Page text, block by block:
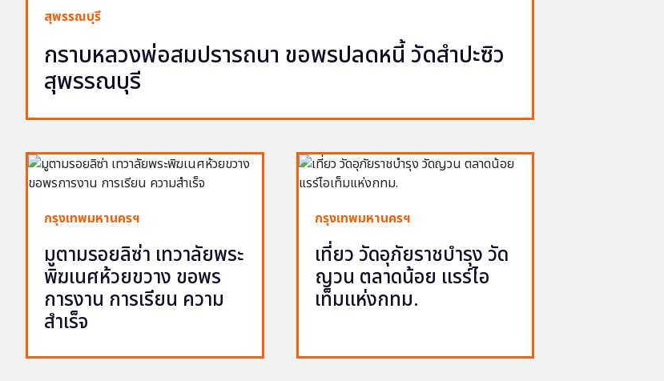
สุพรรณบุรี
กราบหลวงพ่อสมปรารถนา ขอพรปลดหนี้ วัดสำปะซิว
สุพรรณบุรี
กรุงเทพมหานครฯ
มูตามรอยลิซ่า เทวาลัยพระ
พิฆเนศห้วยขวาง ขอพร
การงาน การเรียน ความ
สำเร็จ
กรุงเทพมหานครฯ
เที่ยว วัดอุภัยราชบำรุง วัด
ญวน ตลาดน้อย แรร์ไอ
เท็มแห่งกทม.